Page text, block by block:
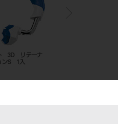
3D システム フュー
V2